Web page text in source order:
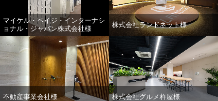
マイケル・ペイジ・インターナシ
ョナル・ジャパン株式会社様
株式会社ランドネット様
不動産事業会社様 株式会社グルメ杵屋様